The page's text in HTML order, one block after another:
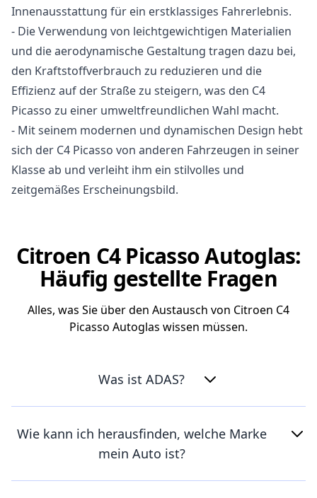
Innenausstattung für ein erstklassiges Fahrerlebnis.
- Die Verwendung von leichtgewichtigen Materialien
und die aerodynamische Gestaltung tragen dazu bei,
den Kraftstoffverbrauch zu reduzieren und die
Effizienz auf der Straße zu steigern, was den C4
Picasso zu einer umweltfreundlichen Wahl macht.
- Mit seinem modernen und dynamischen Design hebt
sich der C4 Picasso von anderen Fahrzeugen in seiner
Klasse ab und verleiht ihm ein stilvolles und
zeitgemäßes Erscheinungsbild.
Citroen C4 Picasso Autoglas:
Häufig gestellte Fragen
Alles, was Sie über den Austausch von Citroen C4
Picasso Autoglas wissen müssen.
Was ist ADAS?
Wie kann ich herausfinden, welche Marke
mein Auto ist?